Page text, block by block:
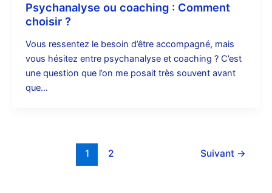
Psychanalyse ou coaching : Comment
choisir ?
Vous ressentez le besoin d’être accompagné, mais
vous hésitez entre psychanalyse et coaching ? C’est
une question que l’on me posait très souvent avant
que…
1 2 Suivant →